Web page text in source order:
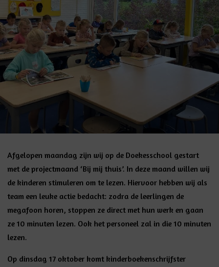
Afgelopen maandag zijn wij op de Doekesschool gestart
met de projectmaand ‘Bij mij thuis’. In deze maand willen wij
de kinderen stimuleren om te lezen. Hiervoor hebben wij als
team een leuke actie bedacht: zodra de leerlingen de
megafoon horen, stoppen ze direct met hun werk en gaan
ze 10 minuten lezen. Ook het personeel zal in die 10 minuten
lezen.
Op dinsdag 17 oktober komt kinderboekenschrijfster